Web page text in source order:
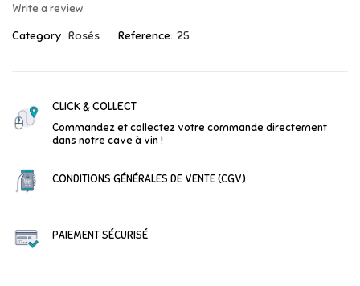
Write a review
Category: Rosés Reference: 25
CLICK & COLLECT
Commandez et collectez votre commande directement
dans notre cave à vin !
CONDITIONS GÉNÉRALES DE VENTE (CGV)
PAIEMENT SÉCURISÉ